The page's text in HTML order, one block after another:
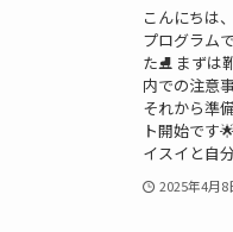
こんにちは
プログラム
た⛸ まずは
内での注意
それから準
ト開始です
イスイと自
2025年4月8